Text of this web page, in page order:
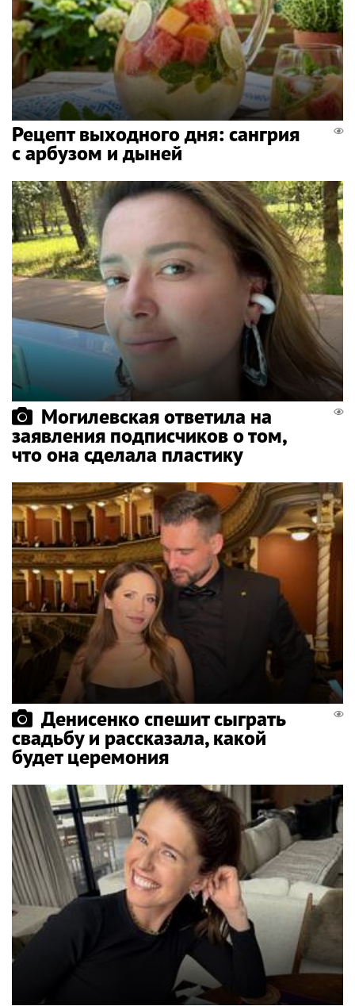
Рецепт выходного дня: сангрия
с арбузом и дыней
Могилевская ответила на
заявления подписчиков о том,
что она сделала пластику
Денисенко спешит сыграть
свадьбу и рассказала, какой
будет церемония